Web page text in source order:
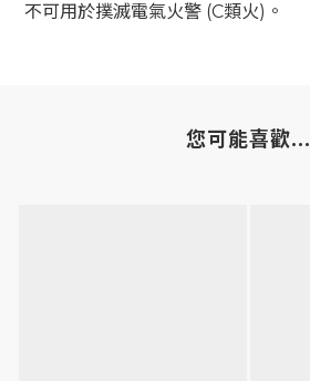
不可用於撲滅電氣火警 (C類火)。
您可能喜歡...